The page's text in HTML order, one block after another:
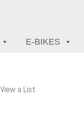
E-BIKES
View a List